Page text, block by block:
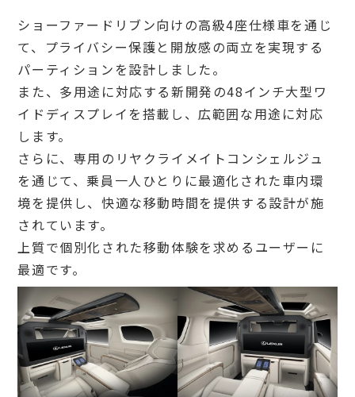
ショーファードリブン向けの高級4座仕様車を通じ
て、プライバシー保護と開放感の両立を実現する
パーティションを設計しました。
また、多用途に対応する新開発の48インチ大型ワ
イドディスプレイを搭載し、広範囲な用途に対応
します。
さらに、専用のリヤクライメイトコンシェルジュ
を通じて、乗員一人ひとりに最適化された車内環
境を提供し、快適な移動時間を提供する設計が施
されています。
上質で個別化された移動体験を求めるユーザーに
最適です。